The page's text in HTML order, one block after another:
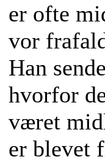
er ofte
vor
Han
hvorfor
været
er blevet